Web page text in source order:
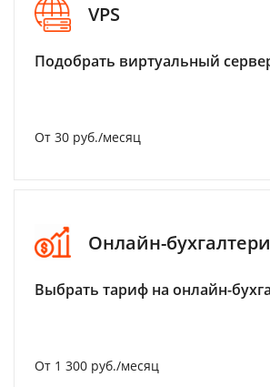
VPS
Подобрать виртуальный
От 30 руб./месяц
Онлайн-
Выбрать тариф на онлайн-
От 1 300 руб./месяц